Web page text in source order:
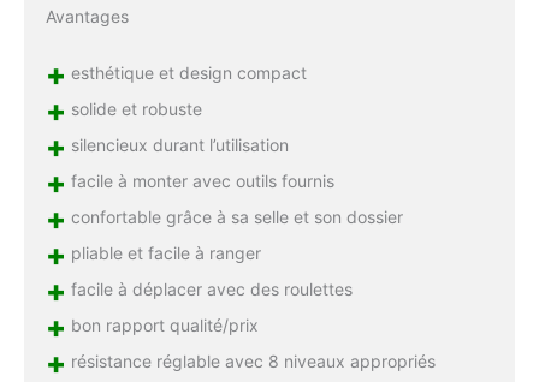
Avantages
+ esthétique et design compact
+ solide et robuste
+ silencieux durant l’utilisation
+ facile à monter avec outils fournis
+ confortable grâce à sa selle et son dossier
+ pliable et facile à ranger
+ facile à déplacer avec des roulettes
+ bon rapport qualité/prix
+ résistance réglable avec 8 niveaux appropriés